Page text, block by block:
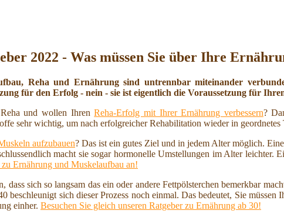
2022 - Was müssen Sie über Ihre
Reha und Ernährung sind untrennbar miteinander
für den Erfolg - nein - sie ist eigentlich die Voraussetzung für
und wollen IhrenReha-Erfolg mit Ihrer Ernährung verbessern?
sehr wichtig, um nach erfolgreicher Rehabilitation wieder in
aufzubauen? Das ist ein gutes Ziel und in jedem Alter möglich.
macht sie sogar hormonelle Umstellungen im Alter leichter.
Ernährung und Muskelaufbau an!
dass sich so langsam das ein oder andere Fettpölsterchen bemerkbar
beschleunigt sich dieser Prozess noch einmal. Das bedeutet, Sie müssen
einher. Besuchen Sie gleich unseren Ratgeber zu Ernährung ab 30!